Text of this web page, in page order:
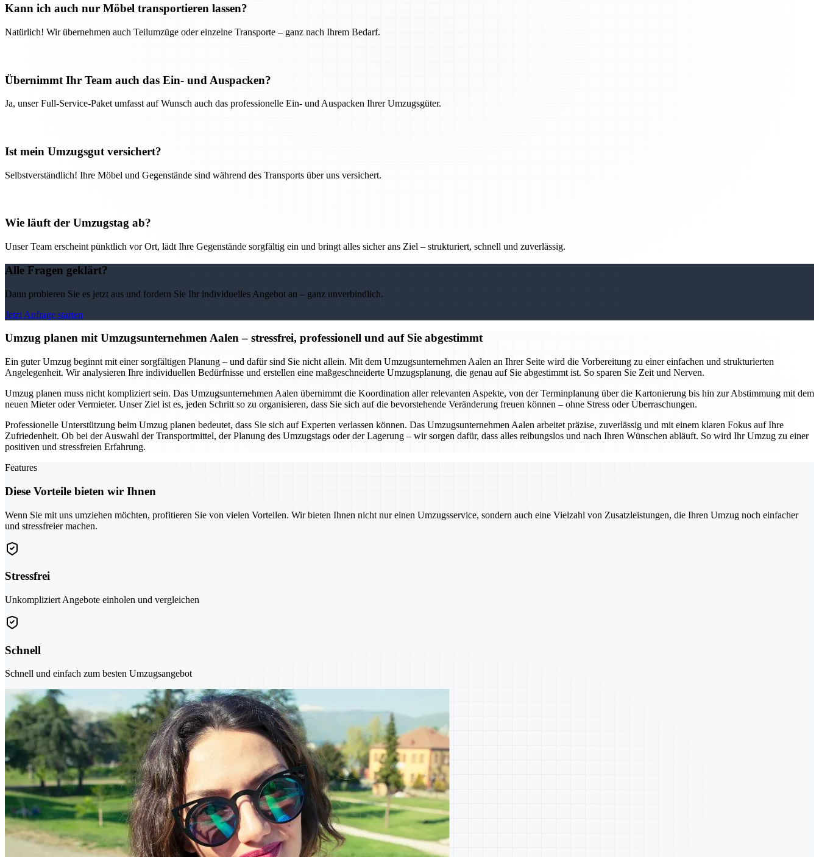
Kann ich auch nur Möbel transportieren lassen?
Natürlich! Wir übernehmen auch Teilumzüge oder einzelne Transporte – ganz nach Ihrem Bedarf.
Übernimmt Ihr Team auch das Ein- und Auspacken?
Ja, unser Full-Service-Paket umfasst auf Wunsch auch das professionelle Ein- und Auspacken Ihrer Umzugsgüter.
Ist mein Umzugsgut versichert?
Selbstverständlich! Ihre Möbel und Gegenstände sind während des Transports über uns versichert.
Wie läuft der Umzugstag ab?
Unser Team erscheint pünktlich vor Ort, lädt Ihre Gegenstände sorgfältig ein und bringt alles sicher ans Ziel – strukturiert, schnell und zuverlässig.
Alle Fragen geklärt?
Dann probieren Sie es jetzt aus und fordern Sie Ihr individuelles Angebot an – ganz unverbindlich.
Jetzt Anfrage starten
Umzug planen mit Umzugsunternehmen Aalen – stressfrei, professionell und auf Sie abgestimmt
Ein guter Umzug beginnt mit einer sorgfältigen Planung – und dafür sind Sie nicht allein. Mit dem Umzugsunternehmen Aalen an Ihrer Seite wird die Vorbereitung zu einer einfachen und strukturierten
Angelegenheit. Wir analysieren Ihre individuellen Bedürfnisse und erstellen eine maßgeschneiderte Umzugsplanung, die genau auf Sie abgestimmt ist. So sparen Sie Zeit und Nerven.
Umzug planen muss nicht kompliziert sein. Das Umzugsunternehmen Aalen übernimmt die Koordination aller relevanten Aspekte, von der Terminplanung über die Kartonierung bis hin zur Abstimmung mit dem
neuen Mieter oder Vermieter. Unser Ziel ist es, jeden Schritt so zu organisieren, dass Sie sich auf die bevorstehende Veränderung freuen können – ohne Stress oder Überraschungen.
Professionelle Unterstützung beim Umzug planen bedeutet, dass Sie sich auf Experten verlassen können. Das Umzugsunternehmen Aalen arbeitet präzise, zuverlässig und mit einem klaren Fokus auf Ihre
Zufriedenheit. Ob bei der Auswahl der Transportmittel, der Planung des Umzugstags oder der Lagerung – wir sorgen dafür, dass alles reibungslos und nach Ihren Wünschen abläuft. So wird Ihr Umzug zu einer
positiven und stressfreien Erfahrung.
Features
Diese Vorteile bieten wir Ihnen
Wenn Sie mit uns umziehen möchten, profitieren Sie von vielen Vorteilen. Wir bieten Ihnen nicht nur einen Umzugsservice, sondern auch eine Vielzahl von Zusatzleistungen, die Ihren Umzug noch einfacher
und stressfreier machen.
Stressfrei
Unkompliziert Angebote einholen und vergleichen
Schnell
Schnell und einfach zum besten Umzugsangebot